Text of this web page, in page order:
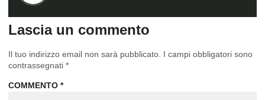
Lascia un commento
Il tuo indirizzo email non sarà pubblicato. I campi obbligatori sono
contrassegnati *
COMMENTO *